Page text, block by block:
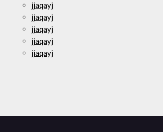
jjaqayj
jjaqayj
jjaqayj
jjaqayj
jjaqayj